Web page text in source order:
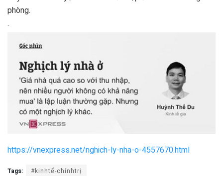
phòng.
.
https://vnexpress.net/nghich-ly-nha-o-4557670.html
Tags: #kinhtế-chínhtrị